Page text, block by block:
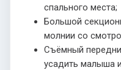
спального места;
Большой
молнии со
Съёмный
усадить малыша